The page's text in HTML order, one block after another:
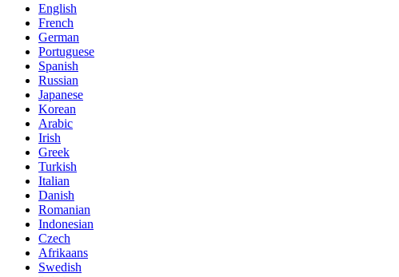
English
French
German
Portuguese
Spanish
Russian
Japanese
Korean
Arabic
Irish
Greek
Turkish
Italian
Danish
Romanian
Indonesian
Czech
Afrikaans
Swedish